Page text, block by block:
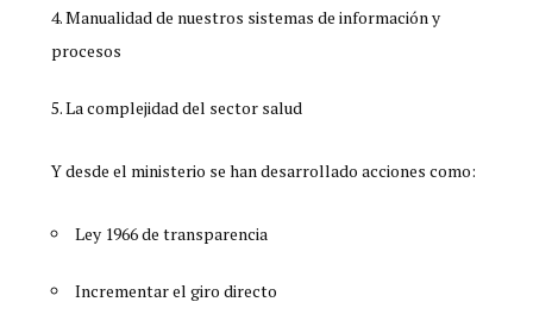
Manualidad de nuestros sistemas de información y
procesos
La complejidad del sector salud
Y desde el ministerio se han desarrollado acciones como:
Ley 1966 de transparencia
Incrementar el giro directo